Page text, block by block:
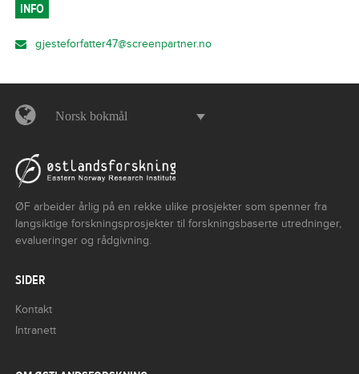
INFO
gjesteforfatter47@screenpartner.no
Norsk bokmål
ØF arbeider årlig på en rekke ulike prosjekter som spenner fra
langsiktige forskningsprosjekter til forskningsbaserte utredninger,
evalueringer og rådgivning.
SIDER
Kontakt
Intranett